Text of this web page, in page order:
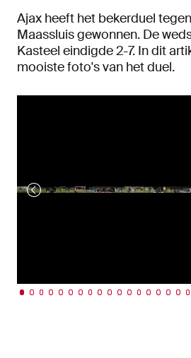
Ajax heeft het bekerduel
Maassluis gewonnen. De
Kasteel eindigde 2-7. In dit
mooiste foto's van het duel.